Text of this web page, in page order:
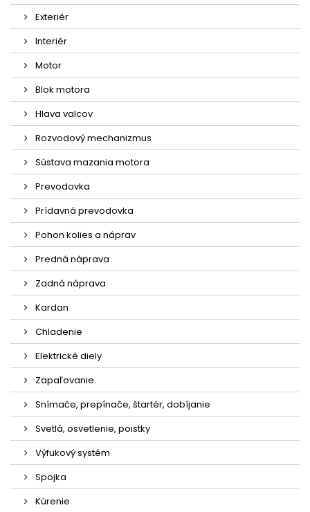
Exteriér
Interiér
Motor
Blok motora
Hlava valcov
Rozvodový mechanizmus
Sústava mazania motora
Prevodovka
Prídavná prevodovka
Pohon kolies a náprav
Predná náprava
Zadná náprava
Kardan
Chladenie
Elektrické diely
Zapaľovanie
Snímače, prepínače, štartér, dobíjanie
Svetlá, osvetlenie, poistky
Výfukový systém
Spojka
Kúrenie